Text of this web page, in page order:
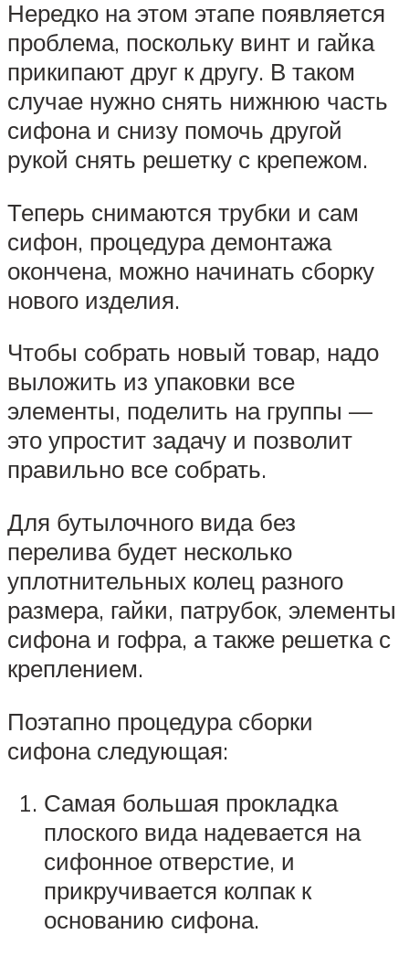
Нередко на этом этапе появляется
проблема, поскольку винт и гайка
прикипают друг к другу. В таком
случае нужно снять нижнюю часть
сифона и снизу помочь другой
рукой снять решетку с крепежом.
Теперь снимаются трубки и сам
сифон, процедура демонтажа
окончена, можно начинать сборку
нового изделия.
Чтобы собрать новый товар, надо
выложить из упаковки все
элементы, поделить на группы —
это упростит задачу и позволит
правильно все собрать.
Для бутылочного вида без
перелива будет несколько
уплотнительных колец разного
размера, гайки, патрубок, элементы
сифона и гофра, а также решетка с
креплением.
Поэтапно процедура сборки
сифона следующая:
Самая большая прокладка
плоского вида надевается на
сифонное отверстие, и
прикручивается колпак к
основанию сифона.